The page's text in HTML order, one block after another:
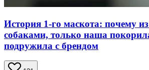
История 1-го маскота: почему
собаками, только наша
подружила с брендом